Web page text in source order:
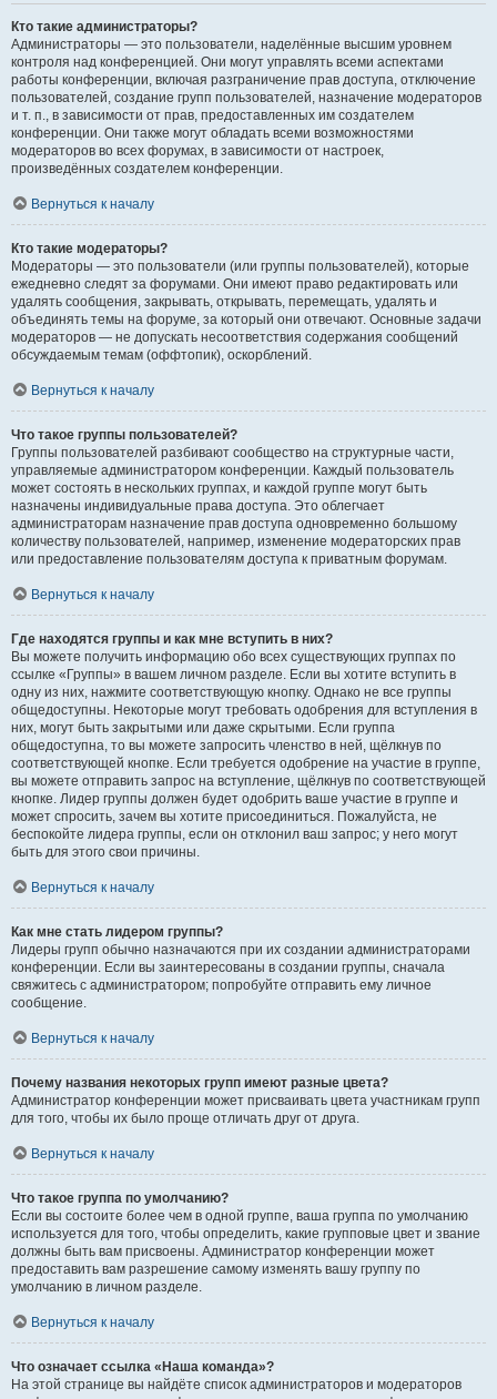
Кто такие администраторы?
Администраторы — это пользователи, наделённые высшим уровнем
контроля над конференцией. Они могут управлять всеми аспектами
работы конференции, включая разграничение прав доступа, отключение
пользователей, создание групп пользователей, назначение модераторов
и т. п., в зависимости от прав, предоставленных им создателем
конференции. Они также могут обладать всеми возможностями
модераторов во всех форумах, в зависимости от настроек,
произведённых создателем конференции.
Вернуться к началу
Кто такие модераторы?
Модераторы — это пользователи (или группы пользователей), которые
ежедневно следят за форумами. Они имеют право редактировать или
удалять сообщения, закрывать, открывать, перемещать, удалять и
объединять темы на форуме, за который они отвечают. Основные задачи
модераторов — не допускать несоответствия содержания сообщений
обсуждаемым темам (оффтопик), оскорблений.
Вернуться к началу
Что такое группы пользователей?
Группы пользователей разбивают сообщество на структурные части,
управляемые администратором конференции. Каждый пользователь
может состоять в нескольких группах, и каждой группе могут быть
назначены индивидуальные права доступа. Это облегчает
администраторам назначение прав доступа одновременно большому
количеству пользователей, например, изменение модераторских прав
или предоставление пользователям доступа к приватным форумам.
Вернуться к началу
Где находятся группы и как мне вступить в них?
Вы можете получить информацию обо всех существующих группах по
ссылке «Группы» в вашем личном разделе. Если вы хотите вступить в
одну из них, нажмите соответствующую кнопку. Однако не все группы
общедоступны. Некоторые могут требовать одобрения для вступления в
них, могут быть закрытыми или даже скрытыми. Если группа
общедоступна, то вы можете запросить членство в ней, щёлкнув по
соответствующей кнопке. Если требуется одобрение на участие в группе,
вы можете отправить запрос на вступление, щёлкнув по соответствующей
кнопке. Лидер группы должен будет одобрить ваше участие в группе и
может спросить, зачем вы хотите присоединиться. Пожалуйста, не
беспокойте лидера группы, если он отклонил ваш запрос; у него могут
быть для этого свои причины.
Вернуться к началу
Как мне стать лидером группы?
Лидеры групп обычно назначаются при их создании администраторами
конференции. Если вы заинтересованы в создании группы, сначала
свяжитесь с администратором; попробуйте отправить ему личное
сообщение.
Вернуться к началу
Почему названия некоторых групп имеют разные цвета?
Администратор конференции может присваивать цвета участникам групп
для того, чтобы их было проще отличать друг от друга.
Вернуться к началу
Что такое группа по умолчанию?
Если вы состоите более чем в одной группе, ваша группа по умолчанию
используется для того, чтобы определить, какие групповые цвет и звание
должны быть вам присвоены. Администратор конференции может
предоставить вам разрешение самому изменять вашу группу по
умолчанию в личном разделе.
Вернуться к началу
Что означает ссылка «Наша команда»?
На этой странице вы найдёте список администраторов и модераторов